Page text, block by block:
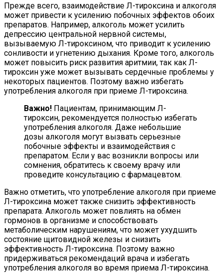
Прежде всего, взаимодействие Л-тироксина и алкоголя
может привести к усилению побочных эффектов обоих
препаратов. Например, алкоголь может усилить
депрессию центральной нервной системы,
вызываемую Л-тироксином, что приводит к усилению
сонливости и угнетению дыхания. Кроме того, алкоголь
может повысить риск развития аритмии, так как Л-
тироксин уже может вызывать сердечные проблемы у
некоторых пациентов. Поэтому важно избегать
употребления алкоголя при приеме Л-тироксина.
Важно! Пациентам, принимающим Л-
тироксин, рекомендуется полностью избегать
употребления алкоголя. Даже небольшие
дозы алкоголя могут вызвать серьезные
побочные эффекты и взаимодействия с
препаратом. Если у вас возникли вопросы или
сомнения, обратитесь к своему врачу или
проведите консультацию с фармацевтом.
Важно отметить, что употребление алкоголя при приеме
Л-тироксина может также снизить эффективность
препарата. Алкоголь может повлиять на обмен
гормонов в организме и способствовать
метаболическим нарушениям, что может ухудшить
состояние щитовидной железы и снизить
эффективность Л-тироксина. Поэтому важно
придерживаться рекомендаций врача и избегать
употребления алкоголя во время приема Л-тироксина.